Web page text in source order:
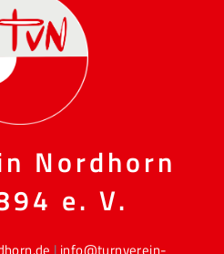
Nordhorn
e. V.